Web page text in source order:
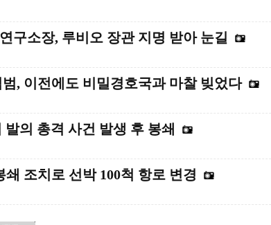
구소장, 루비오 장관 지명 받아 눈길
, 이전에도 비밀경호국과 마찰 빚었다
의 총격 사건 발생 후 봉쇄
조치로 선박 100척 항로 변경